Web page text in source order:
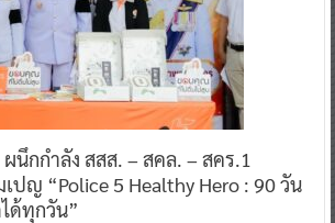
นึกกำลัง สสส. – สคล. – สคร.1
เปญ “Police 5 Healthy Hero : 90 วัน
ด้ทุกวัน”